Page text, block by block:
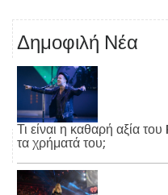
Δημοφιλή Νέα
Τι είναι η καθαρή αξία
τα χρήματά του;